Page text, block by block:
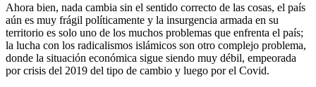
Ahora bien, nada cambia sin el sentido correcto de las cosas, el país
aún es muy frágil políticamente y la insurgencia armada en su
territorio es solo uno de los muchos problemas que enfrenta el país;
la lucha con los radicalismos islámicos son otro complejo problema,
donde la situación económica sigue siendo muy débil, empeorada
por crisis del 2019 del tipo de cambio y luego por el Covid.